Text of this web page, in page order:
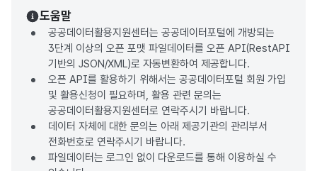
도움말
공공데이터활용지원센터는 공공데이터포털에 개방되는
3단계 이상의 오픈 포맷 파일데이터를 오픈 API(RestAPI
기반의 JSON/XML)로 자동변환하여 제공합니다.
오픈 API를 활용하기 위해서는 공공데이터포털 회원 가입
및 활용신청이 필요하며, 활용 관련 문의는
공공데이터활용지원센터로 연락주시기 바랍니다.
데이터 자체에 대한 문의는 아래 제공기관의 관리부서
전화번호로 연락주시기 바랍니다.
파일데이터는 로그인 없이 다운로드를 통해 이용하실 수